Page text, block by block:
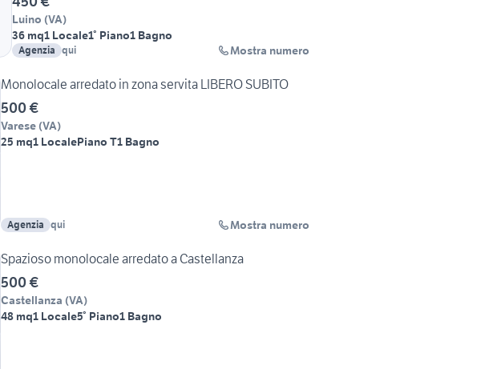
Luino (VA)
36 mq1 Locale1° Piano1 Bagno
Agenzia qui Mostra numero
Monolocale arredato in zona servita LIBERO SUBITO
500 €
Varese (VA)
25 mq1 LocalePiano T1 Bagno
Agenzia qui Mostra numero
Spazioso monolocale arredato a Castellanza
500 €
Castellanza (VA)
48 mq1 Locale5° Piano1 Bagno